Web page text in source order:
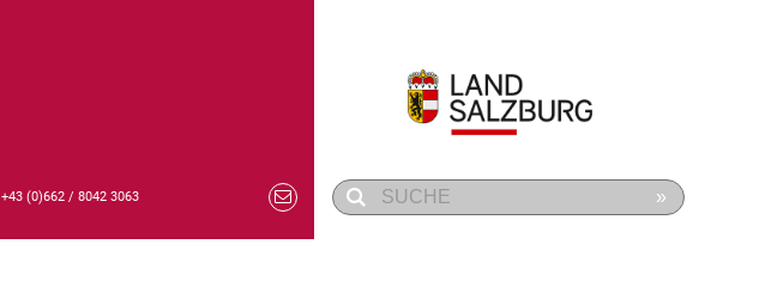
+43 (0)662 / 8042 3063 »